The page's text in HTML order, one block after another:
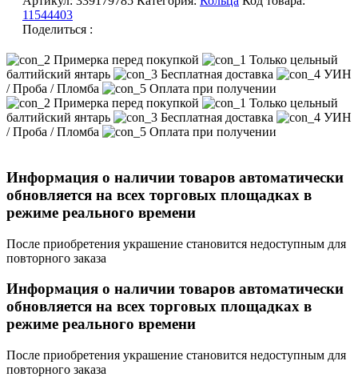
11544403
Поделиться :
Примерка перед покупкой
Только цельный
балтийский янтарь
Бесплатная доставка
УИН
/ Проба / Пломба
Оплата при получении
Примерка перед покупкой
Только цельный
балтийский янтарь
Бесплатная доставка
УИН
/ Проба / Пломба
Оплата при получении
Информация о наличии товаров автоматически
обновляется на всех торговых площадках в
режиме реального времени
После приобретения украшение становится недоступным для
повторного заказа
Информация о наличии товаров автоматически
обновляется на всех торговых площадках в
режиме реального времени
После приобретения украшение становится недоступным для
повторного заказа